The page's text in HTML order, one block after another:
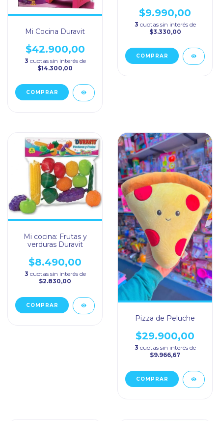
Mi Cocina Duravit
$42.900,00
3 cuotas sin interés de
$14.300,00
$9.990,00
3 cuotas sin interés de
$3.330,00
Mi cocina: Frutas y
verduras Duravit
$8.490,00
3 cuotas sin interés de
$2.830,00
Pizza de Peluche
$29.900,00
3 cuotas sin interés de
$9.966,67